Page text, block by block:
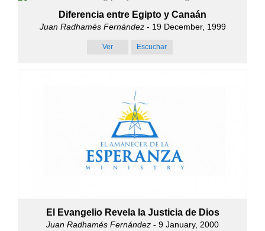
Diferencia entre Egipto y Canaán
Juan Radhamés Fernández- 19 December, 1999
Ver Escuchar
El Evangelio Revela la Justicia de Dios
Juan Radhamés Fernández - 9 January, 2000